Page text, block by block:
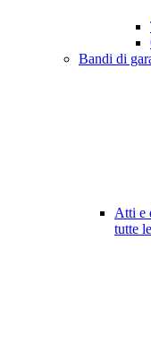
Bandi di
Atti e
tutte